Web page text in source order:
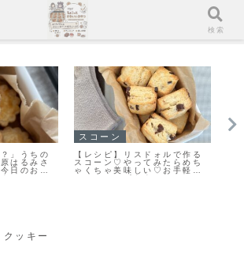
」うちの
はるみさ
日のおや
！
スコーン
【レシピ】リスドォルで作る
スコーン♡やってみたらめち
ゃくちゃ美味しい♡お手軽ス
コーンレシピだよ！
クッキー
検索